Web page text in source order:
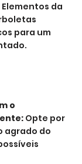
Elementos da
para um
o
Opte por
agrado do